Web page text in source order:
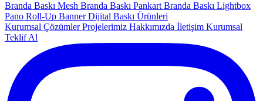
Branda Baskı Mesh Branda Baskı Pankart Branda Baskı Lightbox
Pano Roll-Up BannerDijital Baskı Ürünleri
Kurumsal ÇözümlerProjelerimiz Hakkımızda İletişim Kurumsal
Teklif Al